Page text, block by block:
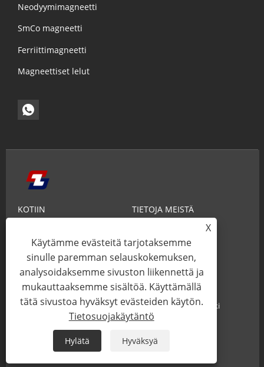
Neodyymimagneetti
SmCo magneetti
Ferriittimagneetti
Magneettiset lelut
KOTIIN
TIETOJA MEISTÄ
TIETOA
LÄHETÄ KYSELY
OTA YHTEYTTÄ
Copyright© 2025 Xiamen Zhaobao Magnet Co., Ltd. Kaikki
oikeudet pidätetään.
Sitemap RSS Tietosuojakäytäntö
X
Käytämme evästeitä tarjotaksemme
sinulle paremman selauskokemuksen,
analysoidaksemme sivuston liikennettä ja
mukauttaaksemme sisältöä. Käyttämällä
tätä sivustoa hyväksyt evästeiden käytön.
Tietosuojakäytäntö
Hylätä Hyväksyä